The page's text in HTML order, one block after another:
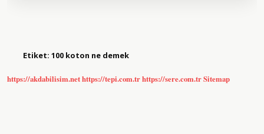
Etiket: 100 koton ne demek
https://akdabilisim.nethttps://tepi.com.trhttps://sere.com.trSitemap